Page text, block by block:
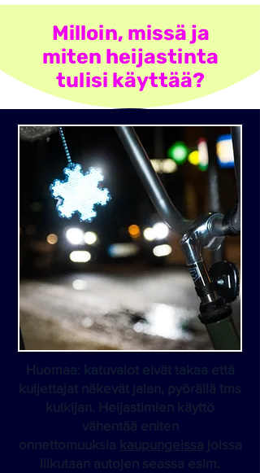
Milloin, missä ja
miten heijastinta
tulisi käyttää?
Huomaa: katuvalot eivät takaa että
kuljettajat näkevät jalan, pyörällä tms
kulkijan. Heijastimien käyttö
vähentää eniten
onnettomuuksia kaupungeissa joissa
liikutaan autojen seassa esim.